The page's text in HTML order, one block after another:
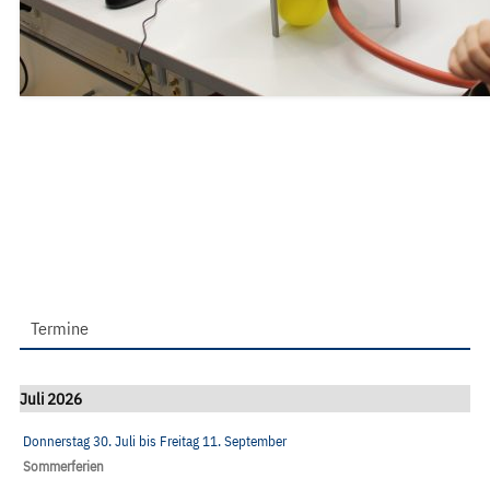
Termine
Juli 2026
Donnerstag 30. Juli bis Freitag 11. September
Sommerferien